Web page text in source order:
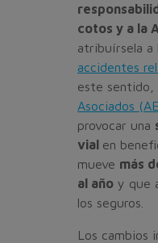
cotos y a la
atribuírsela a
accidentes
este sentido,
Asociados
provocar una
vial en
mueve más
al año y que
los seguros.
Los cambios